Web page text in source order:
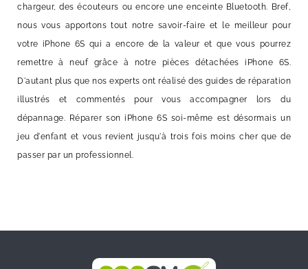
chargeur, des écouteurs ou encore une enceinte Bluetooth. Bref,
nous vous apportons tout notre savoir-faire et le meilleur pour
votre iPhone 6S qui a encore de la valeur et que vous pourrez
remettre à neuf grâce à notre pièces détachées iPhone 6S.
D'autant plus que nos experts ont réalisé des guides de réparation
illustrés et commentés pour vous accompagner lors du
dépannage. Réparer son iPhone 6S soi-même est désormais un
jeu d'enfant et vous revient jusqu'à trois fois moins cher que de
passer par un professionnel.